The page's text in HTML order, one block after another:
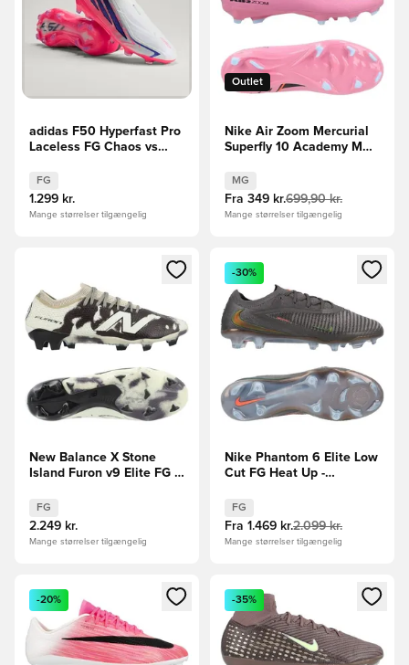
adidas F50 Hyperfast Pro
Laceless FG Chaos vs
FG
1.299 kr.
Mange størrelser tilgængelig
Outlet
Nike Air Zoom Mercurial
Superfly 10 Academy MG
Pink/Sort/Orange
MG
Fra 349 kr.699,90 kr.
Mange størrelser tilgængelig
Åbner en Modal til at logge ind eller tilmelde dig som
New Balance X Stone
Island Furon v9 Elite FG -
EDITION
FG
2.249 kr.
Mange størrelser tilgængelig
Åbner en Modal til at logge
-30%
Nike Phantom 6 Elite Low
Cut FG Heat Up -
FG
Fra 1.469 kr.2.099 kr.
Mange størrelser tilgængelig
Åbner en Modal til at logge ind eller tilmelde dig som
-20%
Åbner en Modal til at logge
-35%